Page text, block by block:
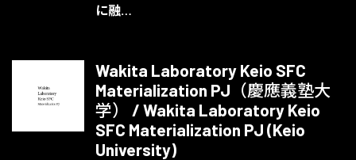
に融…
Wakita Laboratory Keio SFC
Materialization PJ（慶應義塾大
学） / Wakita Laboratory Keio
SFC Materialization PJ (Keio
University)